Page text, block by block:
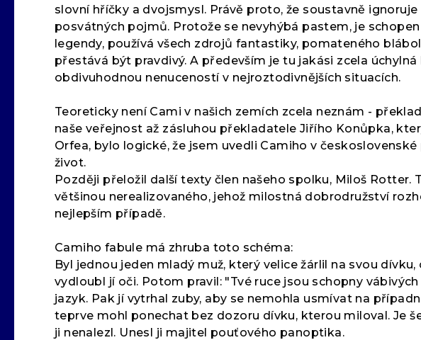
slovní hříčky a dvojsmysl. Právě proto, že soustavně
posvátných pojmů. Protože se nevyhýbá pastem, je
legendy, používá všech zdrojů fantastiky, pomateného
přestává být pravdivý. A především je tu jakási zcela
obdivuhodnou nenuceností v nejroztodivnějších situacích.
Teoreticky není Cami v našich zemích zcela neznám -
naše veřejnost až zásluhou překladatele Jiřího Konůpka,
Orfea, bylo logické, že jsem uvedli Camiho v
život.
Později přeložil další texty člen našeho spolku, Miloš
většinou nerealizovaného, jehož milostná dobrodružství
nejlepším případě.
Camiho fabule má zhruba toto schéma:
Byl jednou jeden mladý muž, který velice žárlil na svou
vydloubl jí oči. Potom pravil: "Tvé ruce jsou schopny
jazyk. Pak jí vytrhal zuby, aby se nemohla usmívat na
teprve mohl ponechat bez dozoru dívku, kterou miloval. Je
ji nenalezl. Unesl ji majitel pouťového panoptika.